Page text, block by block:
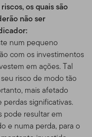
os quais são
não ser
num pequeno
com os investimentos
em ações. Tal
risco de modo tão
mais afetado
significativas.
pode resultar em
e numa perda, para o